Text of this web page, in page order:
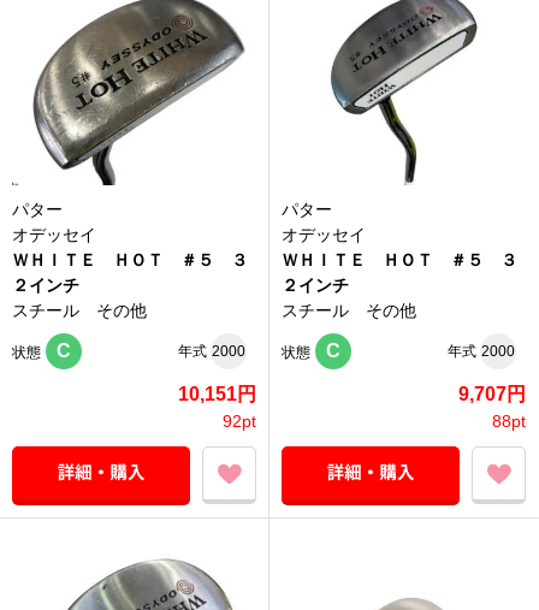
パター
オデッセイ
ＷＨＩＴＥ ＨＯＴ ＃５ ３
２インチ
スチール その他
状態 C 年式 2000
10,151円
92pt
パター
オデッセイ
ＷＨＩＴＥ ＨＯＴ ＃５ ３
２インチ
スチール その他
状態 C 年式 2000
9,707円
88pt